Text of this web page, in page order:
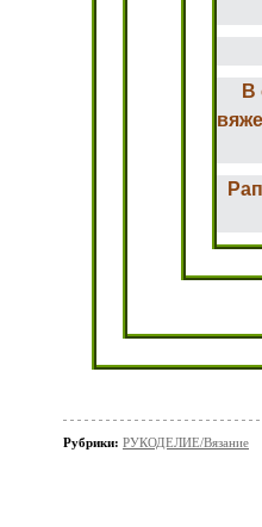
В
Рубрики: РУКОДЕЛИЕ/Вязание